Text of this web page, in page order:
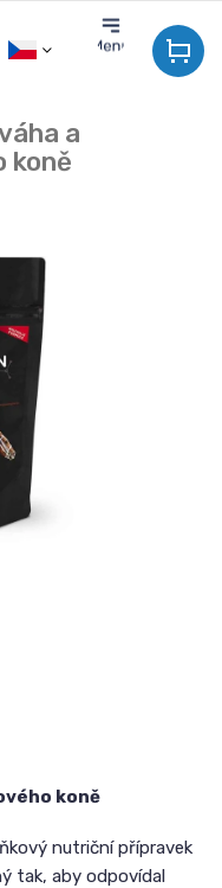
a
koně
koně
nutriční přípravek
tak, aby odpovídal